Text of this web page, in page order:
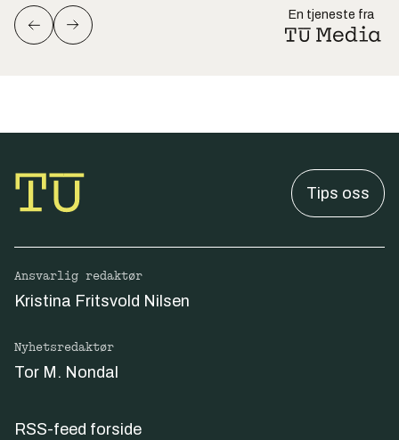
En tjeneste fra
Tips oss
Ansvarlig redaktør
Kristina Fritsvold Nilsen
Nyhetsredaktør
Tor M. Nondal
RSS-feed forside